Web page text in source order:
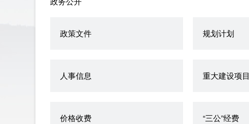
政策文件 规划计划
人事信息 重大建设项目
价格收费 “三公”经费